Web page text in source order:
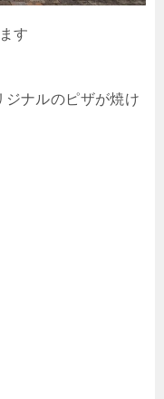
す
ジナルのピザが焼け